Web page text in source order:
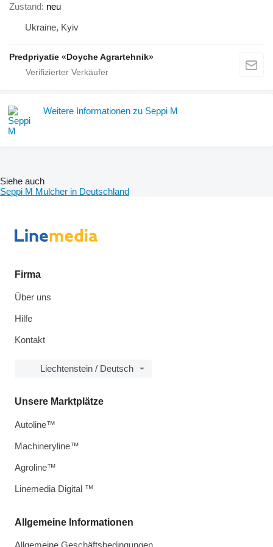
Zustand neu
Ukraine, Kyiv
Predpriyatie «Doyche Agrartehnik»
Weitere Informationen zu Seppi M
Siehe auch
Seppi M Mulcher in Deutschland
Firma
Über uns
Hilfe
Kontakt
Liechtenstein / Deutsch
Allgemeine Informationen
Allgemeine Geschäftsbedingungen
Unsere Marktplätze
Autoline™
Machineryline™
Agroline™
Linemedia Digital ™